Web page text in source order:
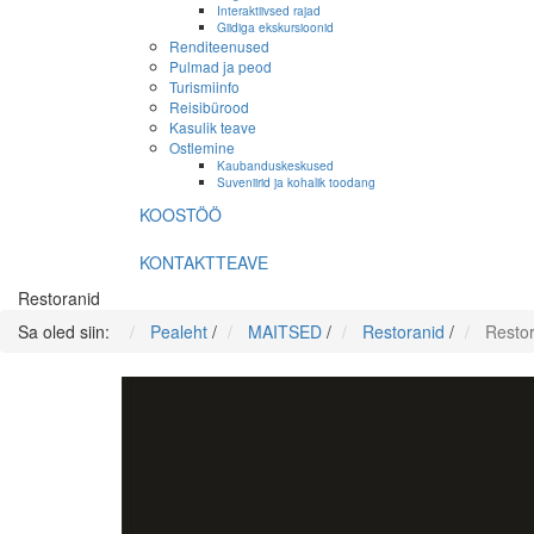
Interaktiivsed rajad
Giidiga ekskursioonid
Renditeenused
Pulmad ja peod
Turismiinfo
Reisibürood
Kasulik teave
Ostlemine
Kaubanduskeskused
Suveniirid ja kohalik toodang
KOOSTÖÖ
KONTAKTTEAVE
Restoranid
Sa oled siin:
Pealeht / MAITSED / Restoranid /